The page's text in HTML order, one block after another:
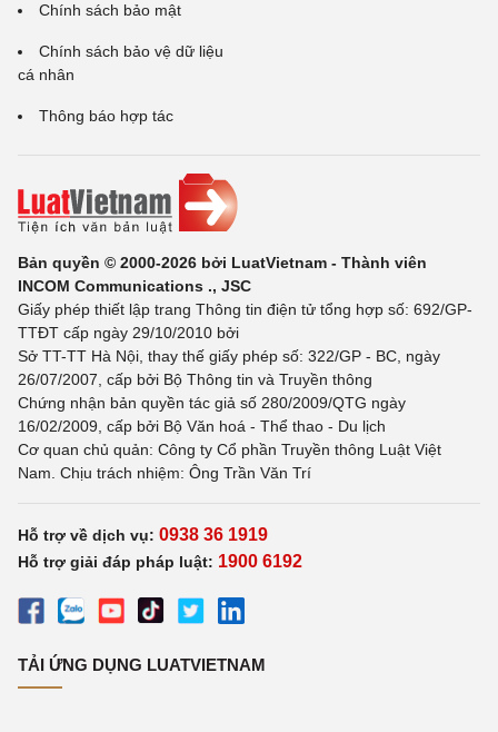
Chính sách bảo mật
Chính sách bảo vệ dữ liệu
cá nhân
Thông báo hợp tác
Bản quyền © 2000-2026 bởi LuatVietnam - Thành viên
INCOM Communications ., JSC
Giấy phép thiết lập trang Thông tin điện tử tổng hợp số: 692/GP-
TTĐT cấp ngày 29/10/2010 bởi
Sở TT-TT Hà Nội, thay thế giấy phép số: 322/GP - BC, ngày
26/07/2007, cấp bởi Bộ Thông tin và Truyền thông
Chứng nhận bản quyền tác giả số 280/2009/QTG ngày
16/02/2009, cấp bởi Bộ Văn hoá - Thể thao - Du lịch
Cơ quan chủ quản: Công ty Cổ phần Truyền thông Luật Việt
Nam. Chịu trách nhiệm: Ông Trần Văn Trí
Hỗ trợ về dịch vụ: 0938 36 1919
Hỗ trợ giải đáp pháp luật: 1900 6192
TẢI ỨNG DỤNG LUATVIETNAM